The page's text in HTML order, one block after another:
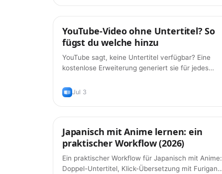
Tipps
YouTube-Video ohne Untertitel? So
fügst du welche hinzu
YouTube sagt, keine Untertitel verfügbar? Eine
kostenlose Erweiterung generiert sie für jedes
Jul 3
Lernmethoden
Japanisch mit Anime lernen: ein
praktischer Workflow (2026)
Ein praktischer Workflow für Japanisch mit Anime:
Doppel-Untertitel, Klick-Übersetzung mit Furigana